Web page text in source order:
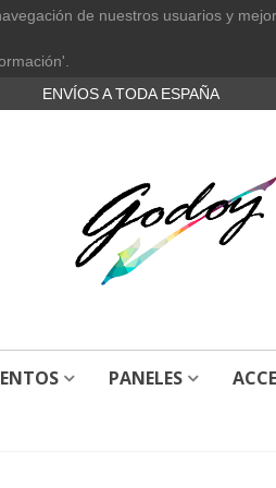
de nuestros usuarios y
ENVÍOS A TODA ESPAÑA
PANELES